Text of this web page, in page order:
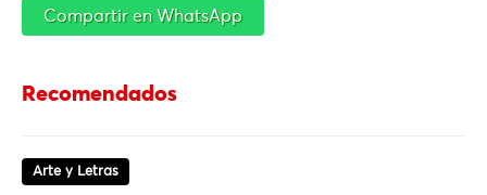
Compartir en WhatsApp
Recomendados
Arte y Letras